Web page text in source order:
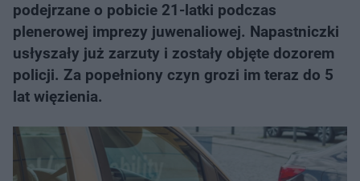
podejrzane o pobicie 21-latki podczas
plenerowej imprezy juwenaliowej. Napastniczki
usłyszały już zarzuty i zostały objęte dozorem
policji. Za popełniony czyn grozi im teraz do 5
lat więzienia.